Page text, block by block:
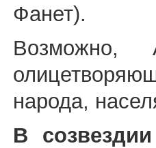
Фанет).
Возможно,
народа,
В